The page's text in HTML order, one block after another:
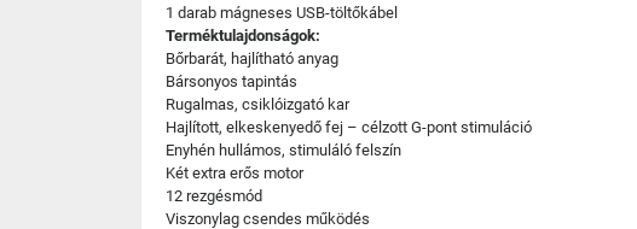
1 darab mágneses USB-töltőkábel
Terméktulajdonságok:
Bőrbarát, hajlítható anyag
Bársonyos tapintás
Rugalmas, csiklóizgató kar
Hajlított, elkeskenyedő fej – célzott G-pont stimuláció
Enyhén hullámos, stimuláló felszín
Két extra erős motor
12 rezgésmód
Viszonylag csendes működés